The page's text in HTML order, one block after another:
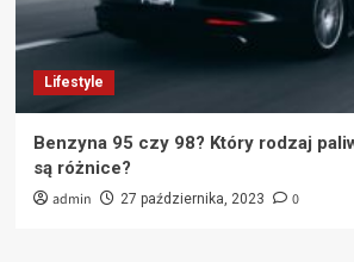
Lifestyle
Benzyna 95 czy 98? Który rodzaj
są różnice?
admin 27 października, 2023 0